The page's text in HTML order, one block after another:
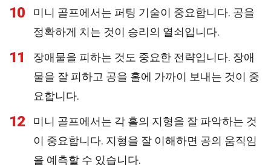
10
미니 골프에서는 퍼팅 기술이 중요합니다. 공을
정확하게 치는 것이 승리의 열쇠입니다.
11
장애물을 피하는 것도 중요한 전략입니다. 장애
물을 잘 피하고 공을 홀에 가까이 보내는 것이 중
요합니다.
12
미니 골프에서는 각 홀의 지형을 잘 파악하는 것
이 중요합니다. 지형을 잘 이해하면 공의 움직임
을 예측할 수 있습니다.